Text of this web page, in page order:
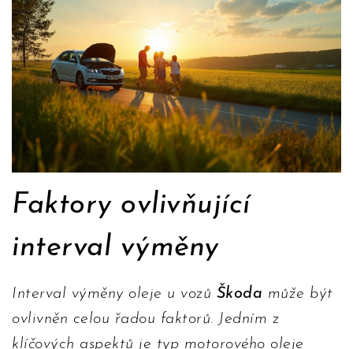
Faktory ovlivňující
interval výměny
Interval výměny oleje u vozů Škoda může být
ovlivněn celou řadou faktorů. Jedním z
klíčových aspektů je typ motorového oleje,